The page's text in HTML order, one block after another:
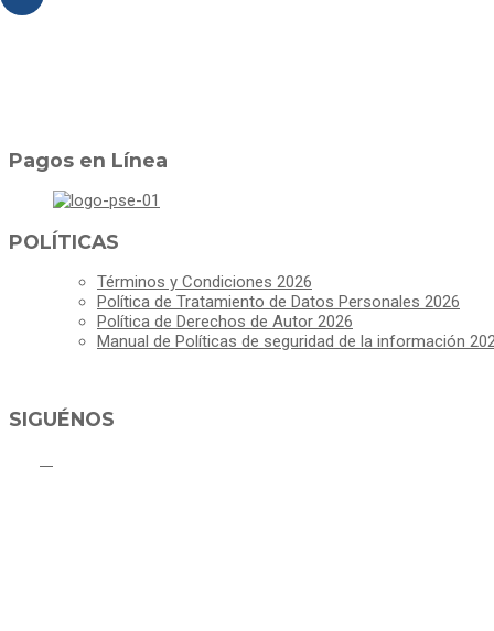
Pagos en Línea
POLÍTICAS
Términos y Condiciones 2026
Política de Tratamiento de Datos Personales 2026
Política de Derechos de Autor 2026
Manual de Políticas de seguridad de la información
SIGUÉNOS